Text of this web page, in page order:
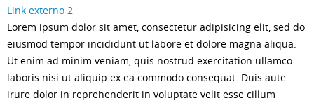
Link externo 2
Lorem ipsum dolor sit amet, consectetur adipisicing elit, sed do
eiusmod tempor incididunt ut labore et dolore magna aliqua.
Ut enim ad minim veniam, quis nostrud exercitation ullamco
laboris nisi ut aliquip ex ea commodo consequat. Duis aute
irure dolor in reprehenderit in voluptate velit esse cillum